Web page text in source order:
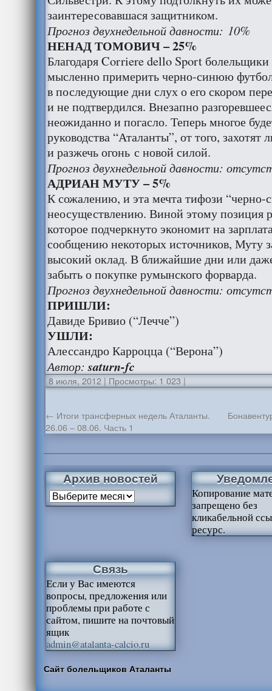
заинтересовавшася защитником.
Прогноз двухнедельной давности: 10%
НЕНАД ТОМОВИЧ – 25%
Благодаря Corriere dello Sport
мысленно примерить черно-синюю
в последующие дни слух о его скором
и не подтвердился. Внезапно
неожиданно и погасло. Теперь многое
руководства “Аталанты”, от того, захотят
и разжечь огонь с новой силой.
Прогноз двухнедельной давности:
АДРИАН МУТУ – 5%
К сожалению, и эта мечта тифози “черно-
неосуществлению. Виной этому позиция
которое подчеркнуто экономит на
сообщению некоторых источников, Муту
высокий оклад. В ближайшие дни или
забыть о покупке румынского форварда.
Прогноз двухнедельной давности:
ПРИШЛИ:
Давиде Бривио (“Лечче”)
УШЛИ:
Алессандро Карроцца (“Верона”)
Автор:saturn-fc
8 июля, 2012 | Просмотры: 1 023 |
← Итоги трансферных недель Аталанты.
26.06 – 08.06. Часть 1
Архив новостей
Копирование
запрещено без
кликабельной
ресурс.
Связь
Если у Вас имеются
вопросы, предложения или
проблемы при работе с
сайтом, пишите на почтовый
ящик
admin@atalanta-calcio.ru
Сайт болельщиков Аталанты